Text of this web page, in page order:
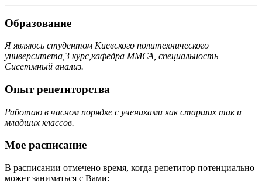
Образование
Я являюсь студентом Киевского политехнического
университета,3 курс,кафедра ММСА, специальность
Сисетмный анализ.
Опыт репетиторства
Работаю в часном порядке с учениками как старших так и
младших классов.
Мое расписание
В расписании отмечено время, когда репетитор потенциально
может заниматься с Вами: